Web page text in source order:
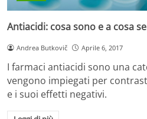
Antiacidi: cosa sono e a cosa
Andrea Butkovič Aprile 6, 2017
I farmaci antiacidi sono una
vengono impiegati per
e i suoi effetti negativi.